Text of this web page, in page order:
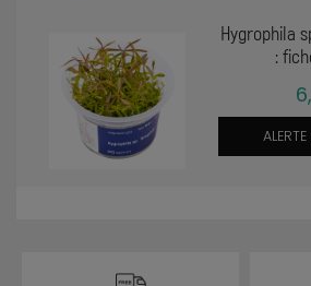
Hygrophila
: